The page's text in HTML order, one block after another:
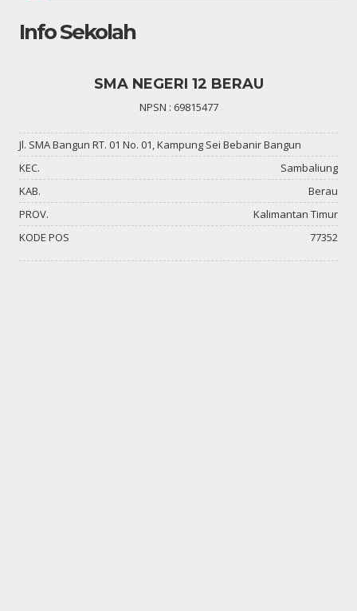
Info Sekolah
SMA NEGERI 12 BERAU
NPSN : 69815477
Jl. SMA Bangun RT. 01 No. 01, Kampung Sei Bebanir Bangun
KEC.
Sambaliung
KAB.
Berau
PROV.
Kalimantan Timur
KODE POS
77352